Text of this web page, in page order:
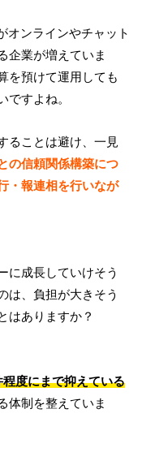
オンラインやチャット
企業が増えていま
を預けて運用しても
ですよね。
ることは避け、一見
の信頼関係構築につ
・報連相を行いなが
に成長していけそう
は、負担が大きそう
はありますか？
度にまで抑えている
体制を整えていま